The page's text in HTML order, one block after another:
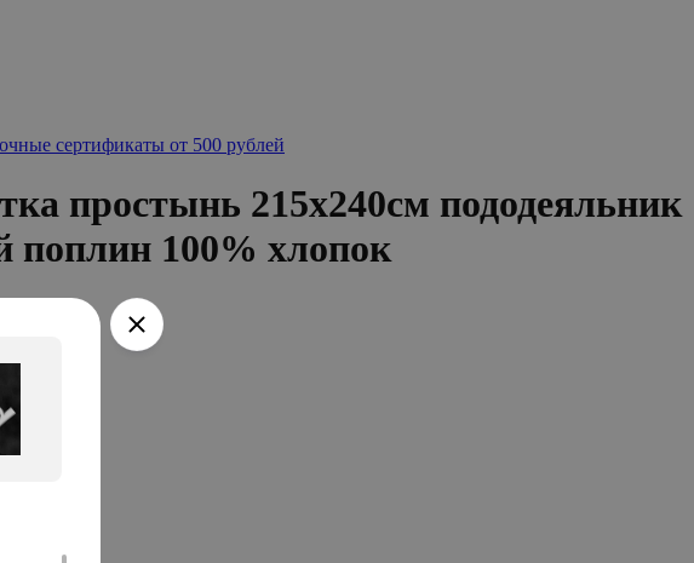
сертификаты от 500 рублей
простынь 215х240см пододеяльник
поплин 100% хлопок